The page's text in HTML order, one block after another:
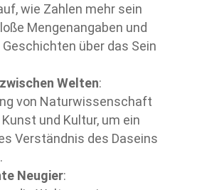
wie Zahlen mehr sein
Mengenangaben und
über das Sein
Welten:
von Naturwissenschaft
Kunst und Kultur, um ein
Verständnis des Daseins
Neugier: